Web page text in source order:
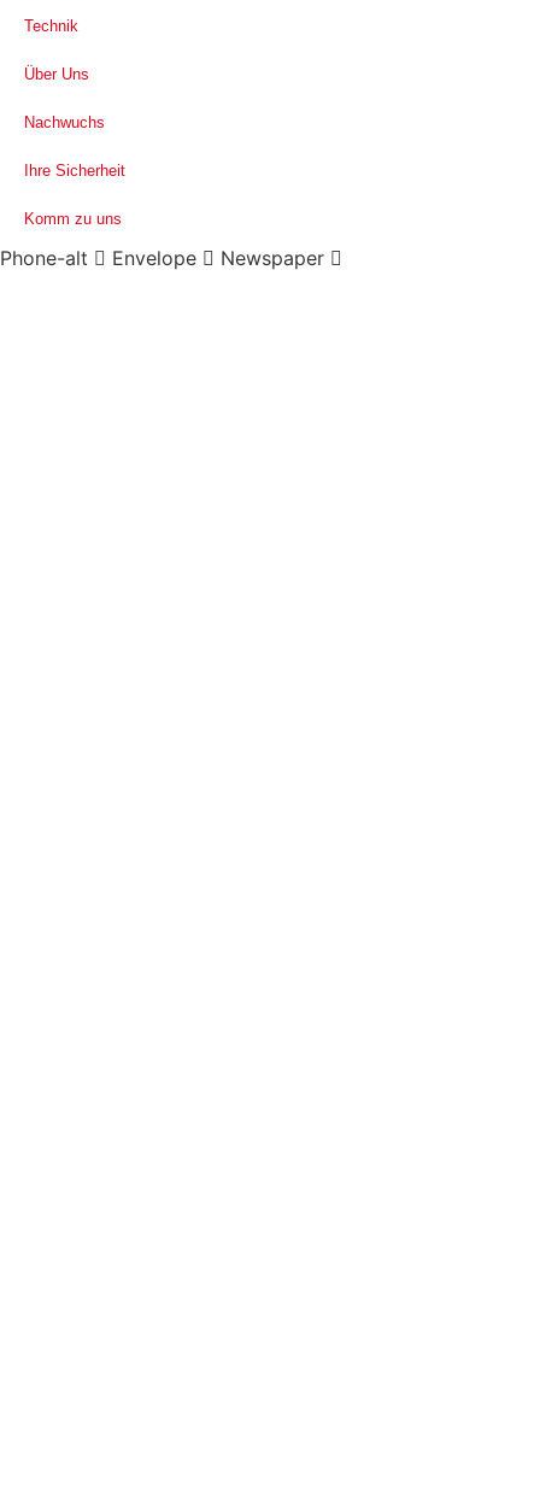
Technik
Über Uns
Nachwuchs
Ihre Sicherheit
Komm zu uns
Phone-alt Envelope Newspaper